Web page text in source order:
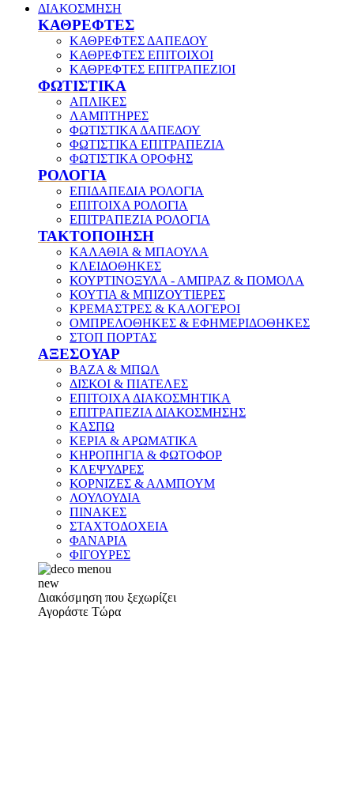
ΔΙΑΚΟΣΜΗΣΗ
ΚΑΘΡΕΦΤΕΣ
ΚΑΘΡΕΦΤΕΣ ΔΑΠΕΔΟΥ
ΚΑΘΡΕΦΤΕΣ ΕΠΙΤΟΙΧΟΙ
ΚΑΘΡΕΦΤΕΣ ΕΠΙΤΡΑΠΕΖΙΟΙ
ΦΩΤΙΣΤΙΚΑ
ΑΠΛΙΚΕΣ
ΛΑΜΠΤΗΡΕΣ
ΦΩΤΙΣΤΙΚΑ ΔΑΠΕΔΟΥ
ΦΩΤΙΣΤΙΚΑ ΕΠΙΤΡΑΠΕΖΙΑ
ΦΩΤΙΣΤΙΚΑ ΟΡΟΦΗΣ
ΡΟΛΟΓΙΑ
ΕΠΙΔΑΠΕΔΙΑ ΡΟΛΟΓΙΑ
ΕΠΙΤΟΙΧΑ ΡΟΛΟΓΙΑ
ΕΠΙΤΡΑΠΕΖΙΑ ΡΟΛΟΓΙΑ
ΤΑΚΤΟΠΟΙΗΣΗ
ΚΑΛΑΘΙΑ & ΜΠΑΟΥΛΑ
ΚΛΕΙΔΟΘΗΚΕΣ
ΚΟΥΡΤΙΝΟΞΥΛΑ - ΑΜΠΡΑΖ & ΠΟΜΟΛΑ
ΚΟΥΤΙΑ & ΜΠΙΖΟΥΤΙΕΡΕΣ
ΚΡΕΜΑΣΤΡΕΣ & ΚΑΛΟΓΕΡΟΙ
ΟΜΠΡΕΛΟΘΗΚΕΣ & ΕΦΗΜΕΡΙΔΟΘΗΚΕΣ
ΣΤΟΠ ΠΟΡΤΑΣ
ΑΞΕΣΟΥΑΡ
ΒΑΖΑ & ΜΠΩΛ
ΔΙΣΚΟΙ & ΠΙΑΤΕΛΕΣ
ΕΠΙΤΟΙΧΑ ΔΙΑΚΟΣΜΗΤΙΚΑ
ΕΠΙΤΡΑΠΕΖΙΑ ΔΙΑΚΟΣΜΗΣΗΣ
ΚΑΣΠΩ
ΚΕΡΙΑ & ΑΡΩΜΑΤΙΚΑ
ΚΗΡΟΠΗΓΙΑ & ΦΩΤΟΦΟΡ
ΚΛΕΨΥΔΡΕΣ
ΚΟΡΝΙΖΕΣ & ΑΛΜΠΟΥΜ
ΛΟΥΛΟΥΔΙΑ
ΠΙΝΑΚΕΣ
ΣΤΑΧΤΟΔΟΧΕΙΑ
ΦΑΝΑΡΙΑ
ΦΙΓΟΥΡΕΣ
new
Διακόσμηση που ξεχωρίζει
Αγοράστε Τώρα